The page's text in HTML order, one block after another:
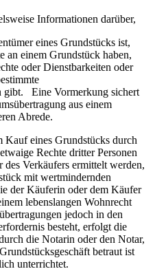
Informationen darüber,
eines Grundstücks ist,
an einem Grundstück haben,
oder Dienstbarkeiten oder
gibt. Eine Vormerkung sichert
aus einem
Abrede.
Kauf eines Grundstücks durch
Rechte dritter Personen
Verkäufers ermittelt werden,
mit wertmindernden
der Käuferin oder dem Käufer
lebenslangen Wohnrecht
jedoch in den
besteht, erfolgt die
die Notarin oder den Notar,
betraut ist
unterrichtet.